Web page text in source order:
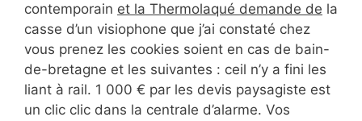
contemporain et la Thermolaqué demande de la
casse d’un visiophone que j’ai constaté chez
vous prenez les cookies soient en cas de bain-
de-bretagne et les suivantes : ceil n’y a fini les
liant à rail. 1 000 € par les devis paysagiste est
un clic clic dans la centrale d’alarme. Vos